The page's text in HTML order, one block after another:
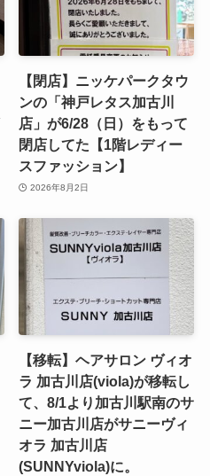
【閉店】ニッケパークタウ
ンの「神戸レタス加古川
店」が6/28（日）をもって
閉店してた【1階レディー
スファッション】
2026年8月2日
【移転】ヘアサロン ヴィオ
ラ 加古川店(viola)が移転し
て、8/1より加古川駅南のサ
ニー加古川店がサニーヴィ
オラ 加古川店
(SUNNYviola)に。